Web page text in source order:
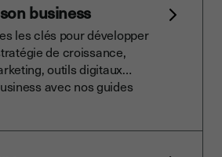
business
les clés pour développer
de croissance,
outils digitaux…
avec nos guides